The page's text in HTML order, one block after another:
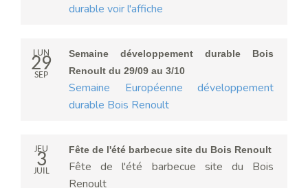
durable voir l'affiche
LUN
29
SEP
Semaine développement durable Bois
Renoult du 29/09 au 3/10
Semaine Européenne développement
durable Bois Renoult
JEU
3
JUIL
Fête de l'été barbecue site du Bois Renoult
Fête de l'été barbecue site du Bois
Renoult